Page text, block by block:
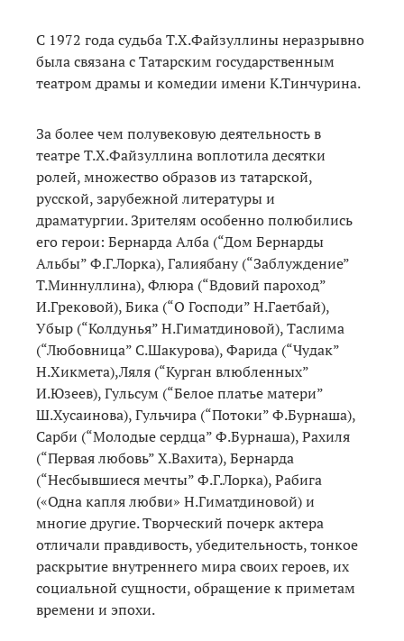
С 1972 года судьба Т.Х.Файзуллины неразрывно
была связана с Татарским государственным
театром драмы и комедии имени К.Тинчурина.
За более чем полувековую деятельность в
театре Т.Х.Файзуллина воплотила десятки
ролей, множество образов из татарской,
русской, зарубежной литературы и
драматургии. Зрителям особенно полюбились
его герои: Бернарда Алба (“Дом Бернарды
Альбы” Ф.Г.Лорка), Галиябану (“Заблуждение”
Т.Миннуллина), Флюра (“Вдовий пароход”
И.Грековой), Бика (“О Господи” Н.Гаетбай),
Убыр (“Колдунья” Н.Гиматдиновой), Таслима
(“Любовница” С.Шакурова), Фарида (“Чудак”
Н.Хикмета),Ляля (“Курган влюбленных”
И.Юзеев), Гульсум (“Белое платье матери”
Ш.Хусаинова), Гульчира (“Потоки” Ф.Бурнаша),
Сарби (“Молодые сердца” Ф.Бурнаша), Рахиля
(“Первая любовь” Х.Вахита), Бернарда
(“Несбывшиеся мечты” Ф.Г.Лорка), Рабига
(«Одна капля любви» Н.Гиматдиновой) и
многие другие. Творческий почерк актера
отличали правдивость, убедительность, тонкое
раскрытие внутреннего мира своих героев, их
социальной сущности, обращение к приметам
времени и эпохи.